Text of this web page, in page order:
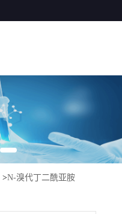
>N-溴代丁二酰亚胺